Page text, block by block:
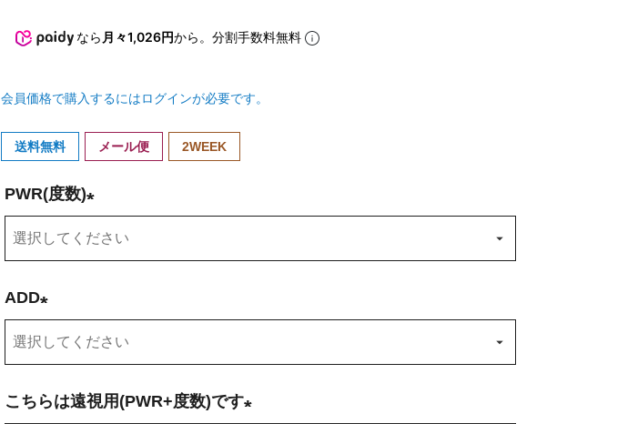
なら 月々1,026円から。分割手数料無料
会員価格で購入するにはログインが必要です。
送料無料 メール便 2WEEK
PWR(度数)
(
必
)
ADD
(
必
須
こちらは遠視用(PWR+度数)です